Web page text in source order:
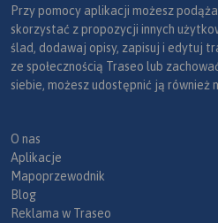
Przy pomocy aplikacji możesz
skorzystać z propozycji innych
ślad, dodawaj opisy, zapisuj i edytuj
ze społecznością Traseo lub
siebie, możesz udostępnić ją również
O nas
Aplikacje
Mapoprzewodnik
Blog
Reklama w Traseo